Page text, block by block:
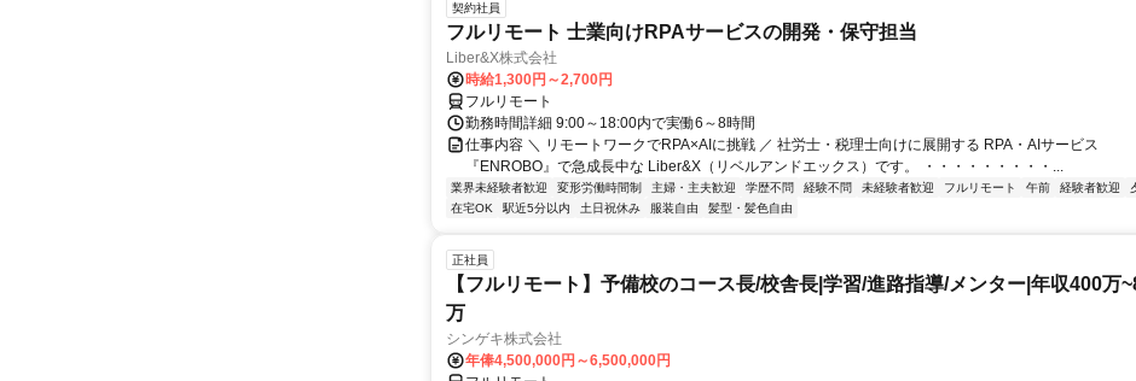
契約社員
フルリモート 士業向けRPAサービスの開発・保守担当
Liber&X株式会社
時給1,300円～2,700円
フルリモート
勤務時間詳細 9:00～18:00内で実働6～8時間
仕事内容 ＼ リモートワークでRPA×AIに挑戦 ／ 社労士・税理士向けに展開する RPA・AIサービス
『ENROBO』で急成長中な Liber&X（リベルアンドエックス）です。 ・・・・・・・・・...
業界未経験者歓迎 変形労働時間制 主婦・主夫歓迎 学歴不問 経験不問 未経験者歓迎 フルリモート 午前 経験者歓迎
在宅OK
駅近5分以内 土日祝休み 服装自由 髪型・髪色自由
正社員
【フルリモート】予備校のコース長/校舎長|学習/進路指導/メンター|年収400万
万
シンゲキ株式会社
年俸4,500,000円～6,500,000円